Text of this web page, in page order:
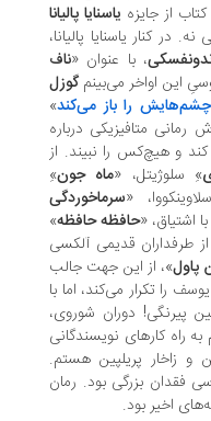
یاسنایا پالیانا
یاسنایا پالیانا،
، با عنوان «ناف
اواخر می‌بینمگوزل
را باز می‌کند »
درباره
را نبیند. از
«ماه جون»ِ
«سرماخوردگی
«حافظه حافظه»
قدیمی آلکسی
از این جهت جالب
می‌کند، اما با
دوران شوروی،
نویسندگانی
پریلپین هستم.
بزرگی بود. رمان
بود.